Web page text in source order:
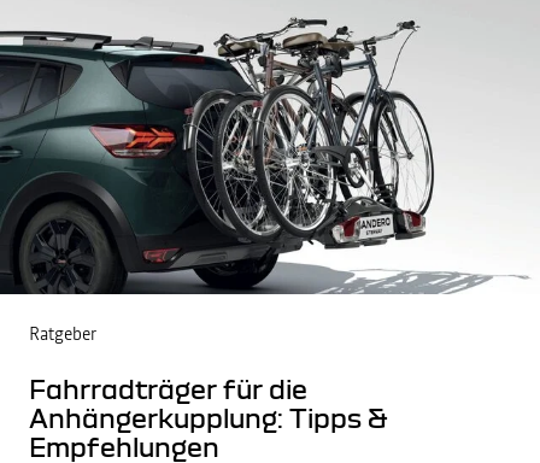
Ratgeber
Fahrradträger für die
Anhängerkupplung: Tipps &
Empfehlungen